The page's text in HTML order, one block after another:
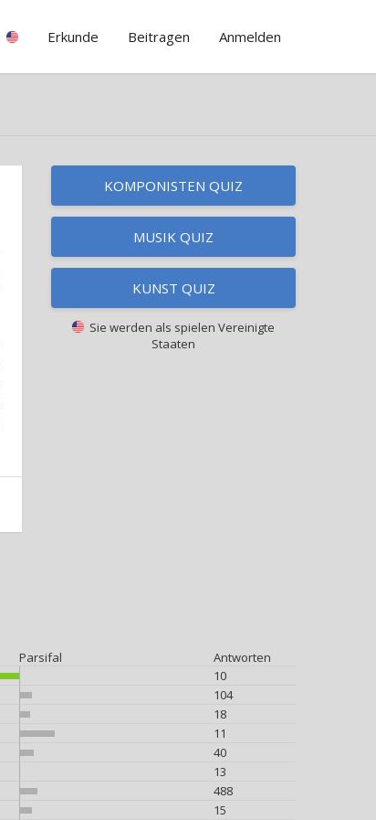
Erkunde Beitragen Anmelden
KOMPONISTEN QUIZ
MUSIK QUIZ
KUNST QUIZ
Sie werden als spielen Vereinigte
Staaten
Parsifal
Antworten
10
104
18
11
40
13
488
15